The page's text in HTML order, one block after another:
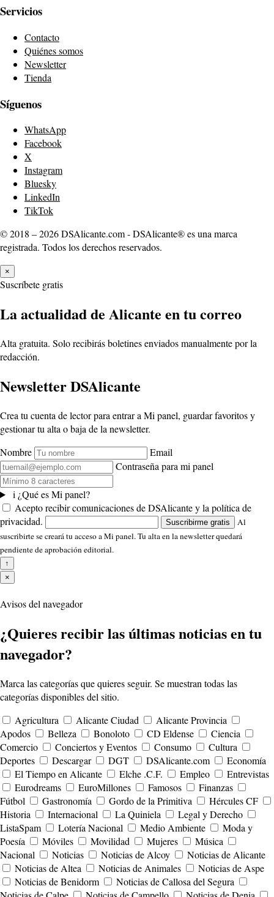
Servicios
Contacto
Quiénes somos
Newsletter
Tienda
Síguenos
WhatsApp
Facebook
X
Instagram
Bluesky
LinkedIn
TikTok
© 2018 – 2026 DSAlicante.com - DSAlicante® es una marca
registrada. Todos los derechos reservados.
×
Suscríbete gratis
La actualidad de Alicante en tu correo
Alta gratuita. Solo recibirás boletines enviados manualmente por la
redacción.
Newsletter DSAlicante
Crea tu cuenta de lector para entrar a Mi panel, guardar favoritos y
gestionar tu alta o baja de la newsletter.
Nombre
Email
Contraseña para mi panel
i ¿Qué es Mi panel?
Acepto recibir comunicaciones de DSAlicante y la política de
privacidad.
Suscribirme gratis
Al
suscribirte se creará tu acceso a Mi panel. Tu alta en la newsletter quedará
pendiente de aprobación editorial.
↑
×
Avisos del navegador
¿Quieres recibir las últimas noticias en tu
navegador?
Marca las categorías que quieres seguir. Se muestran todas las
categorías disponibles del sitio.
Agricultura
Alicante Ciudad
Alicante Provincia
Apodos
Belleza Bonoloto CD Eldense
Ciencia
Comercio
Conciertos y Eventos Consumo
Cultura
Deportes
Descargar DGT DSAlicante.com
Economía
El Tiempo en Alicante
Elche .C.F. Empleo
Entrevistas
Eurodreams
EuroMillones Famosos
Finanzas
Fútbol
Gastronomía Gordo de la Primitiva
Hércules CF
Historia
Internacional La Quiniela
Legal y Derecho
ListaSpam
Lotería Nacional Medio Ambiente
Moda y
Poesía
Móviles Movilidad Mujeres
Música
Nacional
Noticias Noticias de Alcoy
Noticias de Alicante
Noticias de Altea
Noticias de Animales
Noticias de Aspe
Noticias de Benidorm
Noticias de Callosa del Segura